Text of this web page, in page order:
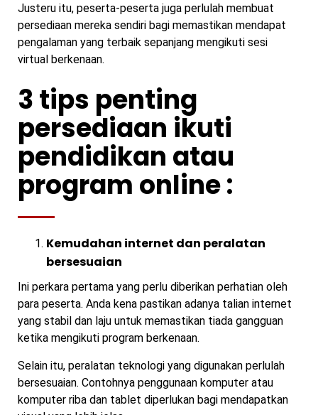
Justeru itu, peserta-peserta juga perlulah membuat
persediaan mereka sendiri bagi memastikan mendapat
pengalaman yang terbaik sepanjang mengikuti sesi
virtual berkenaan.
3 tips penting
persediaan ikuti
pendidikan atau
program online :
Kemudahan internet dan peralatan
bersesuaian
Ini perkara pertama yang perlu diberikan perhatian oleh
para peserta. Anda kena pastikan adanya talian internet
yang stabil dan laju untuk memastikan tiada gangguan
ketika mengikuti program berkenaan.
Selain itu, peralatan teknologi yang digunakan perlulah
bersesuaian. Contohnya penggunaan komputer atau
komputer riba dan tablet diperlukan bagi mendapatkan